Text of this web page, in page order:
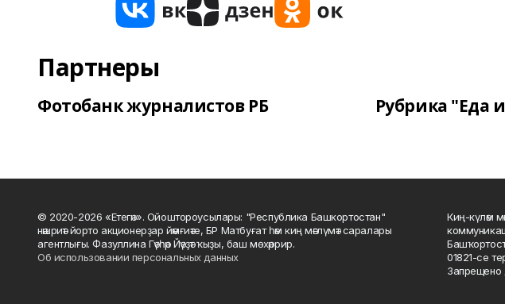
Партнеры
Фотобанк журналистов РБ Рубрика "Еда
© 2020-2026 «Етегән». Ойоштороусылары: "Республика Башкортостан"
нәшриәт йорто акционерҙар йәмғиәте, БР Матбуғат һәм киң мәғлүмәт саралары
агентлығы. Фазуллина Гәүһәр Йәүҙәт ҡыҙы, баш мөхәррир.
Об использовании персональных данных
Киң-күләм
01821-се
Запрещено